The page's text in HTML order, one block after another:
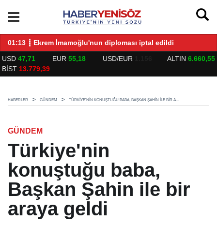
BULUŞTU
01:13 ┋ Ekrem İmamoğlu'nun diploması iptal edildi
USD 47,71 EUR 55,18 USD/EUR ALTIN 6.660,55
BİST 13.779,39
HABERLER GÜNDEM TÜRKIYE'NIN KONUŞTUĞU BABA, BAŞKAN ŞAHIN ILE BIR A...
GÜNDEM
Türkiye'nin
konuştuğu baba,
Başkan Şahin ile bir
araya geldi